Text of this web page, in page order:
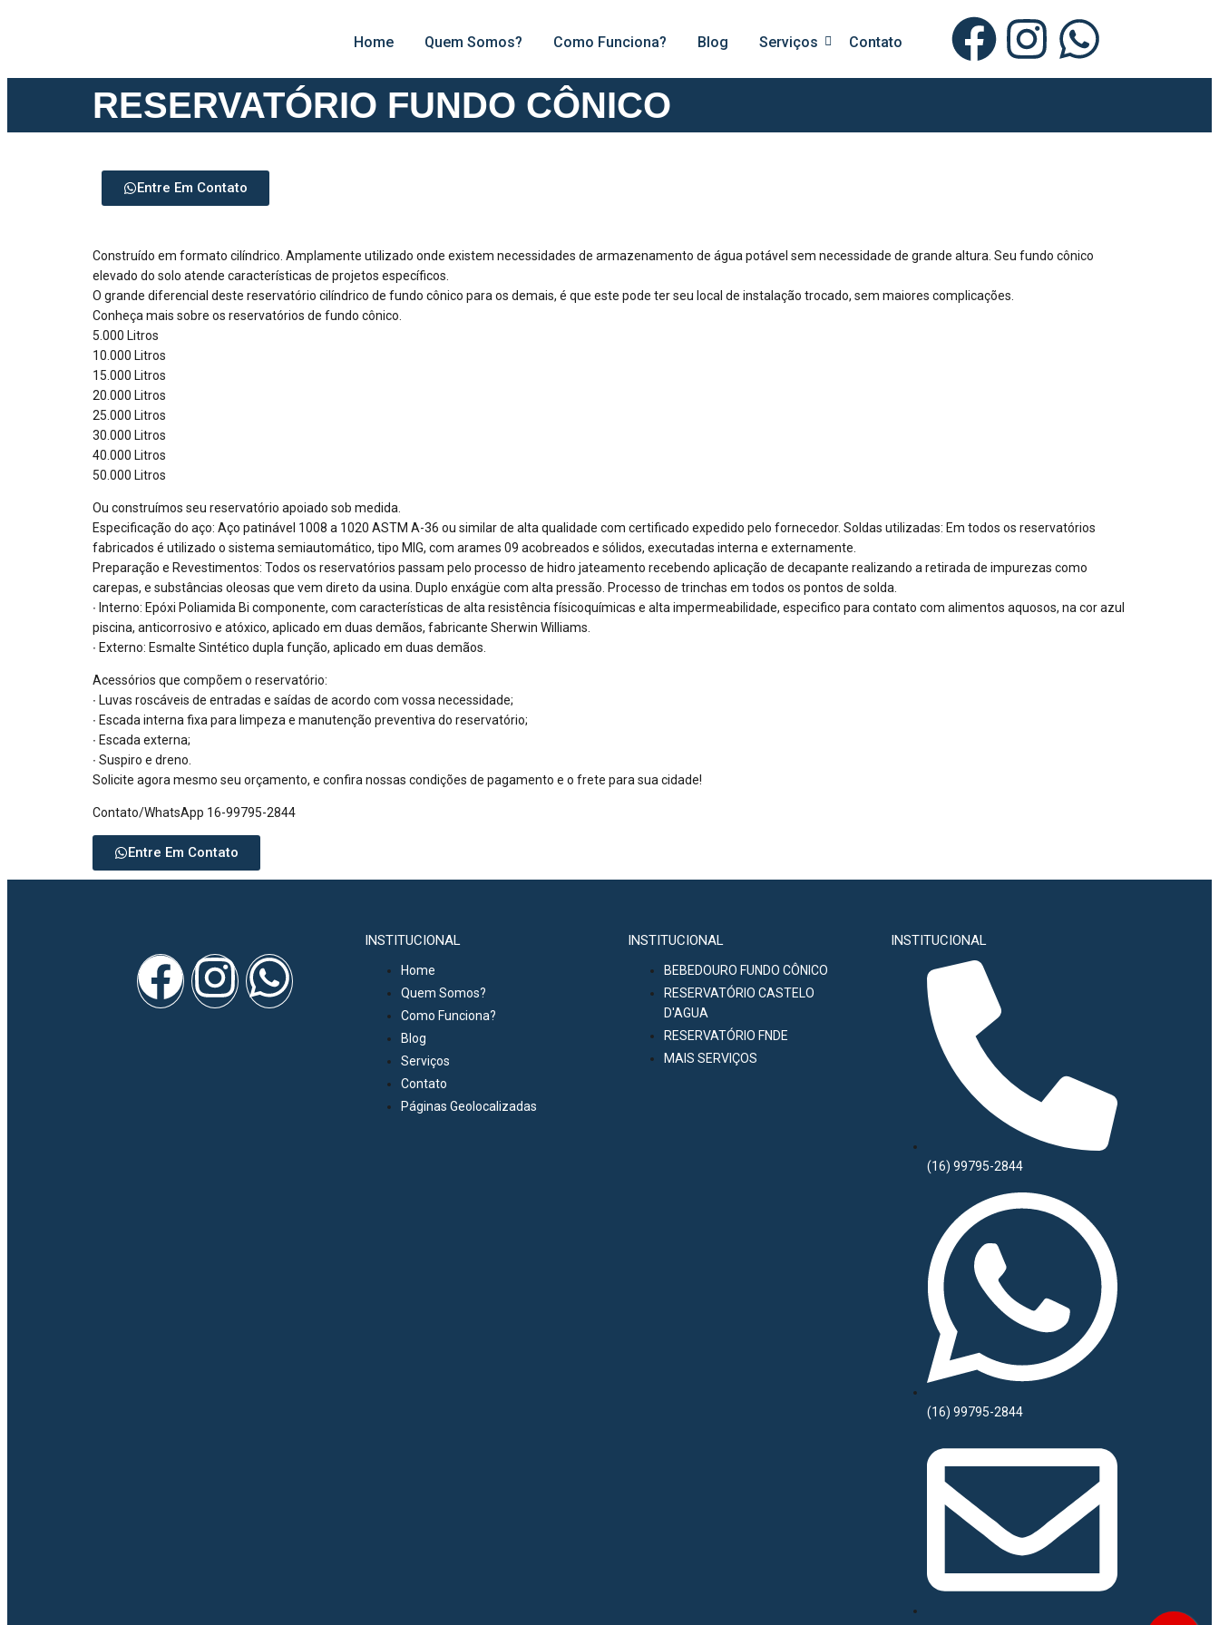
Home Quem Somos? Como Funciona? Blog Serviços Contato
RESERVATÓRIO FUNDO CÔNICO
Entre Em Contato
Construído em formato cilíndrico. Amplamente utilizado onde existem necessidades de armazenamento de água potável sem necessidade de grande altura. Seu fundo cônico
elevado do solo atende características de projetos específicos.
O grande diferencial deste reservatório cilíndrico de fundo cônico para os demais, é que este pode ter seu local de instalação trocado, sem maiores complicações.
Conheça mais sobre os reservatórios de fundo cônico.
5.000 Litros
10.000 Litros
15.000 Litros
20.000 Litros
25.000 Litros
30.000 Litros
40.000 Litros
50.000 Litros
Ou construímos seu reservatório apoiado sob medida.
Especificação do aço: Aço patinável 1008 a 1020 ASTM A-36 ou similar de alta qualidade com certificado expedido pelo fornecedor. Soldas utilizadas: Em todos os reservatórios
fabricados é utilizado o sistema semiautomático, tipo MIG, com arames 09 acobreados e sólidos, executadas interna e externamente.
Preparação e Revestimentos: Todos os reservatórios passam pelo processo de hidro jateamento recebendo aplicação de decapante realizando a retirada de impurezas como
carepas, e substâncias oleosas que vem direto da usina. Duplo enxágüe com alta pressão. Processo de trinchas em todos os pontos de solda.
∙ Interno: Epóxi Poliamida Bi componente, com características de alta resistência físicoquímicas e alta impermeabilidade, especifico para contato com alimentos aquosos, na cor azul
piscina, anticorrosivo e atóxico, aplicado em duas demãos, fabricante Sherwin Williams.
∙ Externo: Esmalte Sintético dupla função, aplicado em duas demãos.
Acessórios que compõem o reservatório:
∙ Luvas roscáveis de entradas e saídas de acordo com vossa necessidade;
∙ Escada interna fixa para limpeza e manutenção preventiva do reservatório;
∙ Escada externa;
∙ Suspiro e dreno.
Solicite agora mesmo seu orçamento, e confira nossas condições de pagamento e o frete para sua cidade!
Contato/WhatsApp 16-99795-2844
Entre Em Contato
INSTITUCIONAL
Home
Quem Somos?
Como Funciona?
Blog
Serviços
Contato
Páginas Geolocalizadas
INSTITUCIONAL
BEBEDOURO FUNDO CÔNICO
RESERVATÓRIO CASTELO
D'AGUA
RESERVATÓRIO FNDE
MAIS SERVIÇOS
INSTITUCIONAL
(16) 99795-2844
(16) 99795-2844